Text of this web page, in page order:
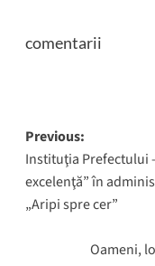
comentarii
Post
navigation
Previous:
Instituţia Prefectului
excelenţă” în
„Aripi spre cer”
Oameni,